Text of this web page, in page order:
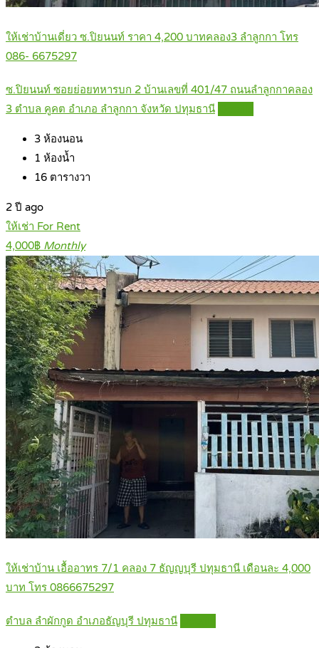
ให้เช่าบ้านเดี่ยว ซ.ปิยนนท์ ราคา 4,200 บาทคลอง3 ลำลูกกา โทร
086- 6675297
ซ.ปิยนนท์ ซอยย่อยทหารบก 2 บ้านเลขที่ 401/47 ถนนลำลูกกาคลอง
3 ตำบล คูคต อำเภอ ลำลูกกา จังหวัด ปทุมธานี
3 ห้องนอน
1 ห้องน้ำ
16 ตารางวา
2 ปี ago
ให้เช่า For Rent
4,000฿ Monthly
ให้เช่าบ้าน เอื้ออาทร 7/1 คลอง 7 ธัญญบุรี ปทุมธานี เดือนละ 4,000
บาท โทร 0866675297
ตำบล ลำผักกูด อำเภอธัญบุรี ปทุมธานี